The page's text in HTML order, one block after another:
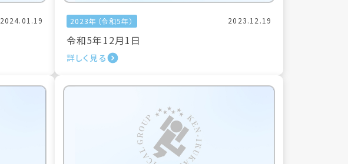
2024.01.19 2023年（令和5年） 2023.12.19
令和5年12月1日
詳しく見る